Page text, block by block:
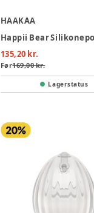
HAAKAA
135,20 kr.
Før169,00 kr.
Lagerstatus